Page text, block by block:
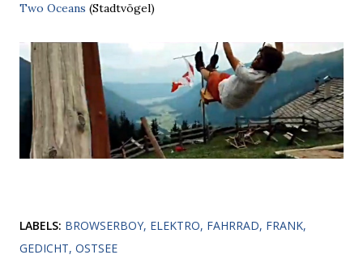
Two Oceans (Stadtvögel)
LABELS: BROWSERBOY ELEKTRO FAHRRAD FRANK
GEDICHT OSTSEE